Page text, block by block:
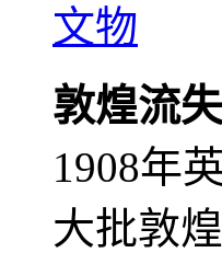
敦煌流
1908年
大批敦